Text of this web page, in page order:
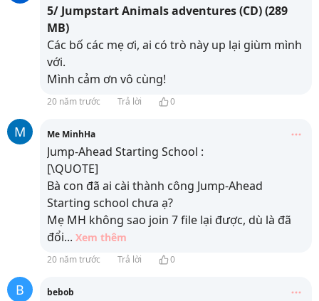
5/ Jumpstart Animals adventures (CD) (289
MB)
Các bố các mẹ ơi, ai có trò này up lại giùm mình
với.
Mình cảm ơn vô cùng!
20 năm trước Trả lời 0
M Me MinhHa
Jump-Ahead Starting School :
[\QUOTE]
Bà con đã ai cài thành công Jump-Ahead
Starting school chưa ạ?
Mẹ MH không sao join 7 file lại được, dù là đã
đổi... Xem thêm
20 năm trước Trả lời 0
B bebob